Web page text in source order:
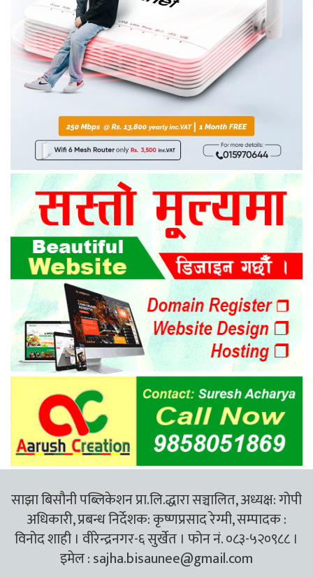
साझा बिसौनी पब्लिकेशन प्रा.लि.द्धारा सञ्चालित, अध्यक्ष: गोपी
अधिकारी, प्रबन्ध निर्देशक: कृष्णप्रसाद रेग्मी, सम्पादक :
विनोद शाही । वीरेन्द्रनगर-६ सुर्खेत । फोन नं. ०८३-५२०९८८ ।
इमेल :sajha.bisaunee@gmail.com